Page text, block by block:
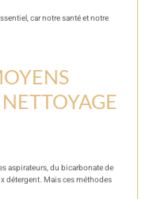
car notre santé et notre
aspirateurs, du bicarbonate de
détergent. Mais ces méthodes